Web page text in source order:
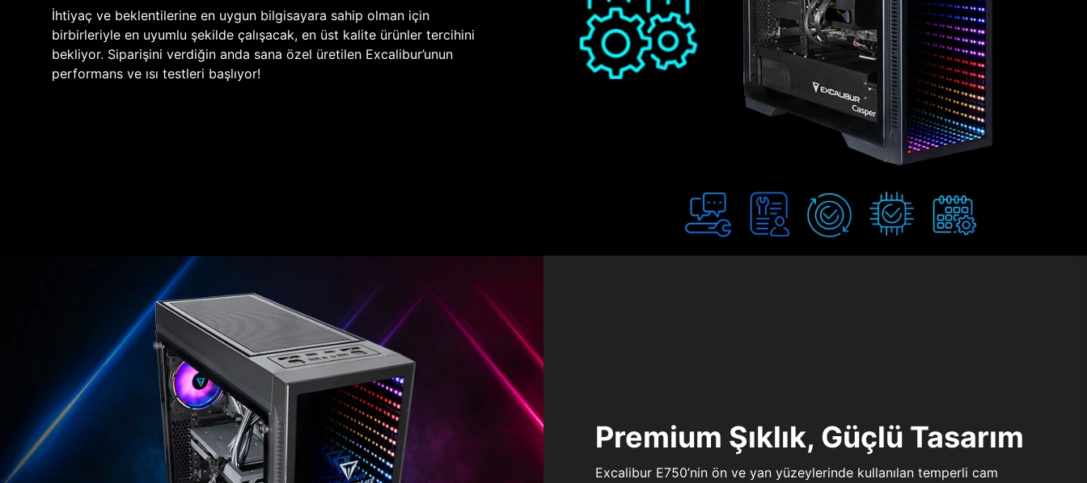
İhtiyaç ve beklentilerine en uygun bilgisayara sahip olman için
birbirleriyle en uyumlu şekilde çalışacak, en üst kalite ürünler tercihini
bekliyor. Siparişini verdiğin anda sana özel üretilen Excalibur’unun
performans ve ısı testleri başlıyor!
Premium Şıklık, Güçlü Tasarım
Excalibur E750’nin ön ve yan yüzeylerinde kullanılan temperli cam